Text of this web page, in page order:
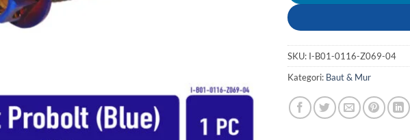
SKU: I-B01-0116-Z069-04
Kategori: Baut & Mur